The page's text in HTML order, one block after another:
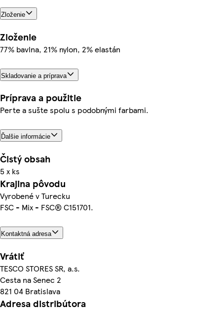
Zloženie
Zloženie
77% bavlna, 21% nylon, 2% elastán
Skladovanie a príprava
Príprava a použitie
Perte a sušte spolu s podobnými farbami.
Ďalšie informácie
Čistý obsah
5 x ks
Krajina pôvodu
Vyrobené v Turecku
FSC - Mix - FSC® C151701.
Kontaktná adresa
Vrátiť
TESCO STORES SR, a.s.
Cesta na Senec 2
821 04 Bratislava
Adresa distribútora